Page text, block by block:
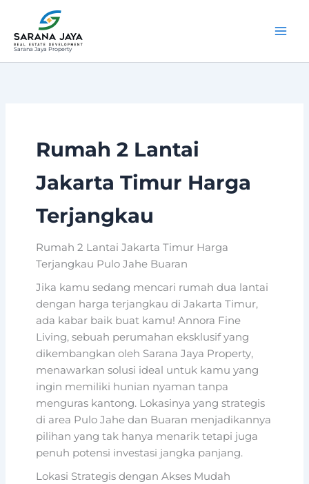
konten
Sarana Jaya Property
Rumah 2 Lantai
Jakarta Timur Harga
Terjangkau
Rumah 2 Lantai Jakarta Timur Harga
Terjangkau Pulo Jahe Buaran
Jika kamu sedang mencari rumah dua lantai
dengan harga terjangkau di Jakarta Timur,
ada kabar baik buat kamu! Annora Fine
Living, sebuah perumahan eksklusif yang
dikembangkan oleh Sarana Jaya Property,
menawarkan solusi ideal untuk kamu yang
ingin memiliki hunian nyaman tanpa
menguras kantong. Lokasinya yang strategis
di area Pulo Jahe dan Buaran menjadikannya
pilihan yang tak hanya menarik tetapi juga
penuh potensi investasi jangka panjang.
Lokasi Strategis dengan Akses Mudah